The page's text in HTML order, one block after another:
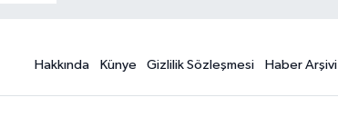
Hakkında Künye Gizlilik Sözleşmesi Haber Arşivi